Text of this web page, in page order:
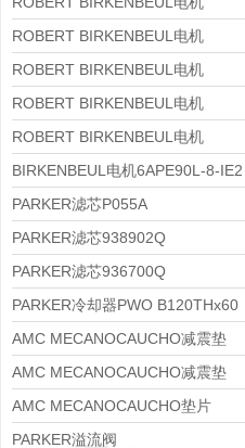
8APE160L-4-IE3
ROBERT BIRKENBEUL电机
8APE112M-6K-IE3
ROBERT BIRKENBEUL电机
8APE100L-2 IE3
ROBERT BIRKENBEUL电机
8APE90S-4 IE3
ROBERT BIRKENBEUL电机
8APE80M-2K-IE3
BIRKENBEUL电机6APE90L-8-IE2
PARKER滤芯P055A
PARKER滤芯938902Q
PARKER滤芯936700Q
PARKER冷却器PWO B120THx60
AMC MECANOCAUCHO减震垫
138552
AMC MECANOCAUCHO减震垫
138551
AMC MECANOCAUCHO垫片
608074
PARKER溢流阀